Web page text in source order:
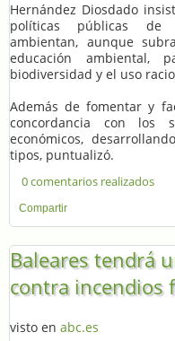
Hernández Diosdado
políticas públicas de
ambientan, aunque
educación
biodiversidad y el uso
Además de fomentar y
concordancia con los
económicos,
tipos, puntualizó.
0 comentarios realizados
Compartir
Baleares tendrá
contra incendios
visto en abc.es